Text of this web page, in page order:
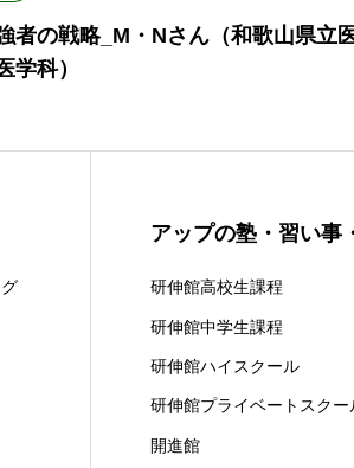
者の戦略_M・Nさん（和歌山県立
学科）
アップの塾・習い事
研伸館高校生課程
研伸館中学生課程
研伸館ハイスクール
研伸館プライベートスクー
開進館